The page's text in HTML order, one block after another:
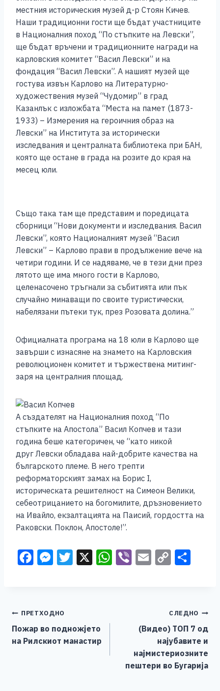
местния историческия музей д-р Стоян Кичев.
Наши традиционни гости ще бъдат участниците
в Националния поход “По стъпките на Левски”,
ще бъдат връчени и традиционните награди на
карловския комитет “Васил Левски” и на
фондация “Васил Левски”. А нашият музей ще
гостува извън Карлово на Литературно-
художествения музей “Чудомир” в град
Казанлък с изложбата “Места на памет (1873-
1933) – Измерения на героичния образ на
Левски” на Института за исторически
изследвания и централната библиотека при БАН,
която ще остане в града на розите до края на
месец юли.
Също така там ще представим и поредицата
сборници “Нови документи и изследвания. Васил
Левски”, която Националният музей “Васил
Левски” – Карлово прави в продължение вече на
четири години. И се надяваме, че в тези дни през
лятото ще има много гости в Карлово,
целенасочено тръгнали за събитията или пък
случайно минаващи по своите туристически,
набелязани пътеки тук, през Розовата долина.”
Официалната програма на 18 юли в Карлово ще
завърши с изнасяне на знамето на Карловския
революционен комитет и тържествена митинг-
заря на централния площад.
А създателят на Националния поход “По
стъпките на Апостола” Васил Копчев и тази
година беше категоричен, че “като никой
друг Левски обладава най-добрите качества на
българското племе. В него трепти
реформаторският замах на Борис I,
историческата решителност на Симеон Велики,
себеотрицанието на богомилите, дръзновението
на Ивайло, екзалтацията на Паисий, гордостта на
Раковски. Поклон, Апостоле!”.
F
b
o
M
n
g
T X W Vi E C
Li
n
k
Навигација
на
ПРЕТХОДНО
Пожар во подножјето
на Рилскиот манастир
СЛЕДНО
(Видео) ТОП 7 од
најубавите и
најмистериозните
пештери во Бугарија